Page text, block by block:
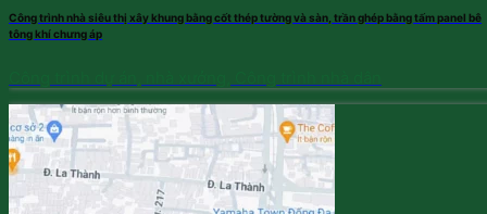
Công trình nhà siêu thị xây khung bằng cốt thép tường và sàn, trần ghép bằng tấm panel bê
tông khí chưng áp